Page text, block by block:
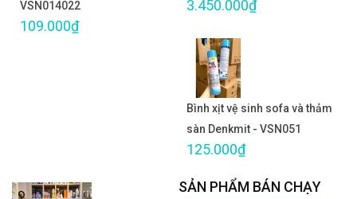
VSN014022
109.000₫
3.450.000₫
Bình xịt vệ sinh sofa và thảm
sàn Denkmit - VSN051
125.000₫
SẢN PHẨM BÁN CHẠY